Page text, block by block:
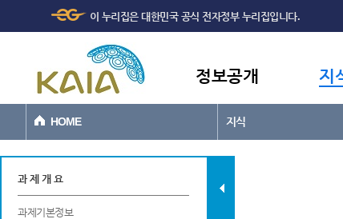
본문바로가기
이 누리집은 대한민국 공식 전자정부 누리집입니다.
정보공개 지
HOME 지식
과제현황
과 제 개 요
과제기본정보